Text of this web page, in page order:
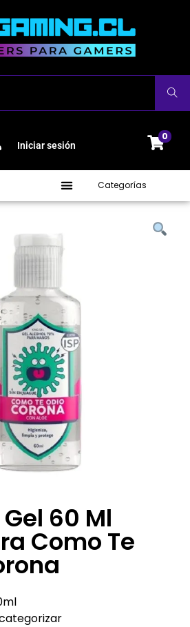
Buscar
Iniciar sesión
0
Categorías
60 Ml
Como Te